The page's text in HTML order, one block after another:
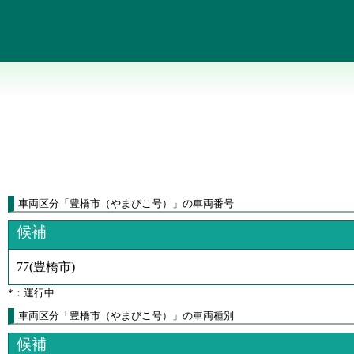
車両区分 「 豊橋市（やまびこ号） 」 の車両番号
候補
77(豊橋市)
*：運行中
車両区分「豊橋市（やまびこ号）」の車両種別
候補